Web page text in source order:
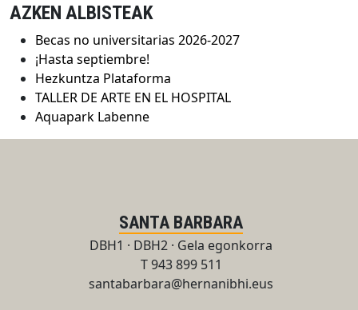
AZKEN ALBISTEAK
Becas no universitarias 2026-2027
¡Hasta septiembre!
Hezkuntza Plataforma
TALLER DE ARTE EN EL HOSPITAL
Aquapark Labenne
SANTA BARBARA
DBH1 · DBH2 · Gela egonkorra
T 943 899 511
santabarbara@hernanibhi.eus